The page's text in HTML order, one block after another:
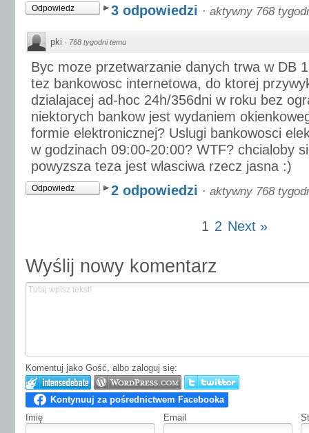
Odpowiedz 3 odpowiedzi · aktywny 768
pki · 768 tygodni temu
Byc moze przetwarzanie danych trwa w DB
tez bankowosc internetowa, do ktorej
dzialajacej ad-hoc 24h/356dni w roku bez
niektorych bankow jest wydaniem
formie elektronicznej? Uslugi bankowosci
w godzinach 09:00-20:00? WTF? chcialoby
powyzsza teza jest wlasciwa rzecz jasna :)
Odpowiedz 2 odpowiedzi · aktywny 768
1 2 Next »
Wyślij nowy komentarz
Komentuj jako Gość, albo zaloguj się:
Imię Email